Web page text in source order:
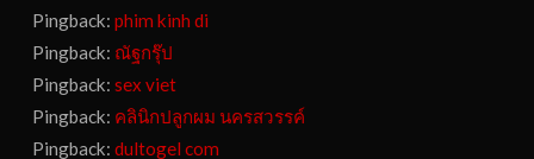
Pingback:phim kinh di
Pingback: ณัฐกรุ๊ป
Pingback:sex viet
Pingback: คลินิกปลูกผม นครสวรรค์
Pingback:dultogel com